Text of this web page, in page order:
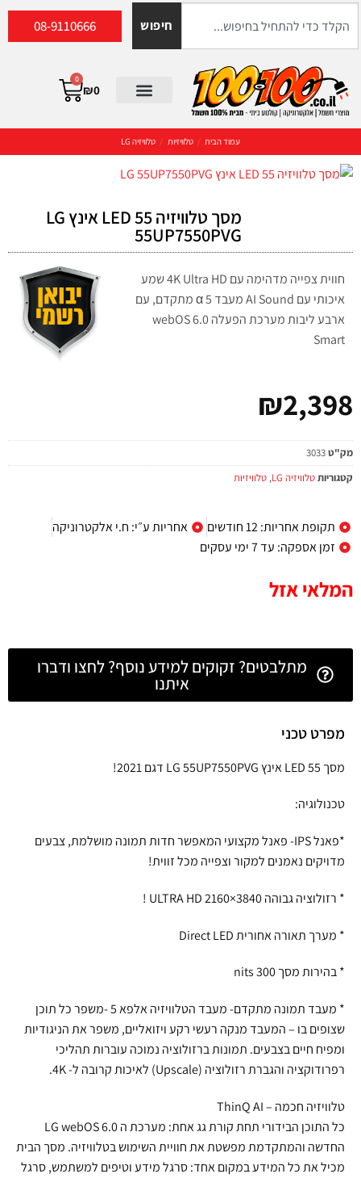
חיפוש 08-9110666
₪0
0
עמוד הבית / טלוויזיות / טלוויזיה LG
מסך טלוויזיה LED 55 אינץ LG
55UP7550PVG
חווית צפייה מדהימה עם 4K Ultra HD שמע
איכותי עם AI Sound מעבד 5 α מתקדם, עם
ארבע ליבות מערכת הפעלה webOS 6.0
Smart
₪2,398
מק"ט3033
קטגוריותטלוויזיה LG , טלוויזיות
תקופת אחריות: 12 חודשים
אחריות ע״י: ח.י אלקטרוניקה
זמן אספקה: עד 7 ימי עסקים
המלאי אזל
מתלבטים? זקוקים למידע נוסף? לחצו ודברו
איתנו
מפרט טכני
מסך LED 55 אינץ LG 55UP7550PVG דגם 2021!
טכנולוגיה:
*פאנל IPS- פאנל מקצועי המאפשר חדות תמונה מושלמת, צבעים
מדויקים נאמנים למקור וצפייה מכל זווית!
* רזולוציה גבוהה 3840×2160 ULTRA HD !
* מערך תאורה אחורית Direct LED
* בהירות מסך nits 300
* מעבד תמונה מתקדם- מעבד הטלוויזיה אלפא 5 -משפר כל תוכן
שצופים בו – המעבד מנקה רעשי רקע ויזואליים, משפר את הניגודיות
ומפיח חיים בצבעים. תמונות ברזולוציה נמוכה עוברות תהליכי
רפרודוקציה והגברת רזולוציה (Upscale) לאיכות קרובה ל- 4K.
טלוויזיה חכמה – ThinQ AI
כל התוכן הבידורי תחת קורת גג אחת: מערכת ה LG webOS 6.0
החדשה והמתקדמת מפשטת את חוויית השימוש בטלוויזיה. מסך הבית
מכיל את כל המידע במקום אחד: סרגל מידע וטיפים למשתמש, סרגל